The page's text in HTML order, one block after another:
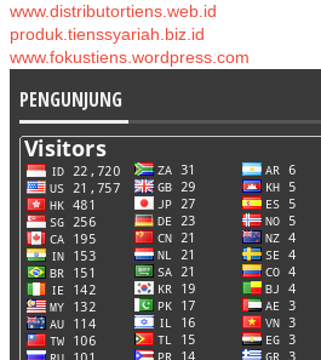
www.distributortiens.web.id
produk.tienssyariah.biz.id
www.fokustiens.wordpress.com
PENGUNJUNG